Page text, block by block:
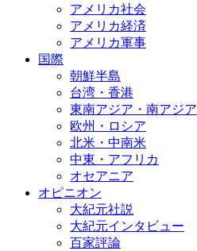
アメリカ社会
アメリカ経済
アメリカ軍事
国際
朝鮮半島
台湾・香港
東南アジア・南アジア
欧州・ロシア
北米・中南米
中東・アフリカ
オセアニア
オピニオン
大紀元社説
大紀元インタビュー
百家評論